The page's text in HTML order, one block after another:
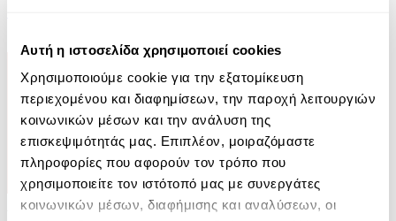
Αυτή η ιστοσελίδα χρησιμοποιεί cookies
Χρησιμοποιούμε cookie για την εξατομίκευση
περιεχομένου και διαφημίσεων, την παροχή λειτουργιών
κοινωνικών μέσων και την ανάλυση της
επισκεψιμότητάς μας. Επιπλέον, μοιραζόμαστε
πληροφορίες που αφορούν τον τρόπο που
χρησιμοποιείτε τον ιστότοπό μας με συνεργάτες
κοινωνικών μέσων, διαφήμισης και αναλύσεων, οι
2.90€
Audiobook • 1 Credit